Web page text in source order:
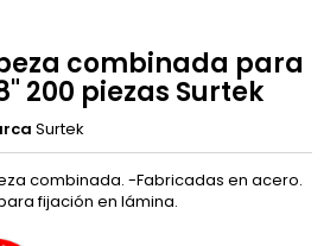
combinada para
200 piezas Surtek
Surtek
combinada. -Fabricadas en acero.
fijación en lámina.